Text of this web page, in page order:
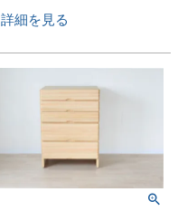
詳細を見る